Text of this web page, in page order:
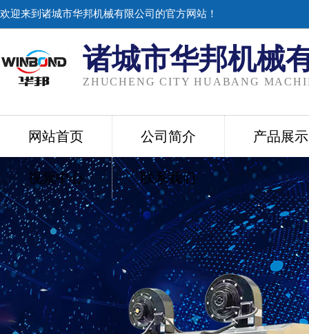
欢迎来到诸城市华邦机械有限公司的官方网站！
诸城市华邦机械
ZHUCHENG CITY HUABANG
网站首页 公司简介 产品展示
视频中心 联系我们